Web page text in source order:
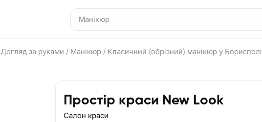
Догляд за руками / Манікюр / Класичний (обрізний) манікюр у Борисполі
Простір краси New Look
Салон краси